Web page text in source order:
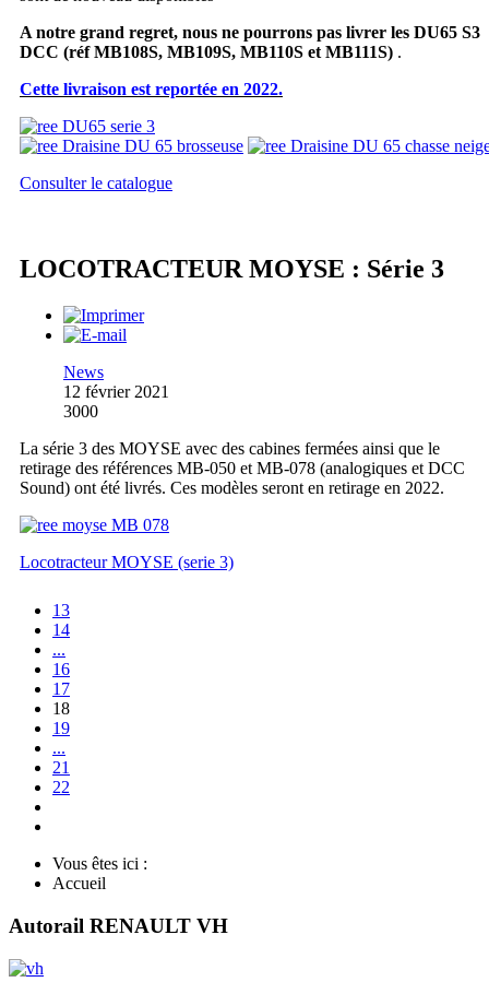
A notre grand regret, nous ne pourrons pas livrer les DU65 S3
DCC (réf MB108S, MB109S, MB110S et MB111S) .
Cette livraison est reportée en 2022.
Consulter le catalogue
LOCOTRACTEUR MOYSE : Série 3
News
12 février 2021
3000
La série 3 des MOYSE avec des cabines fermées ainsi que le
retirage des références MB-050 et MB-078 (analogiques et DCC
Sound) ont été livrés. Ces modèles seront en retirage en 2022.
Locotracteur MOYSE (serie 3)
13
14
...
16
17
18
19
...
21
22
Vous êtes ici :
Accueil
Autorail RENAULT VH